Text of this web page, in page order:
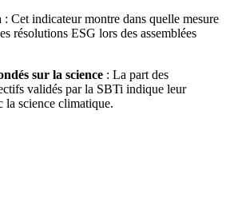
: Cet indicateur montre dans quelle mesure
résolutions ESG lors des assemblées
sur la science : La part des
validés par la SBTi indique leur
la science climatique.